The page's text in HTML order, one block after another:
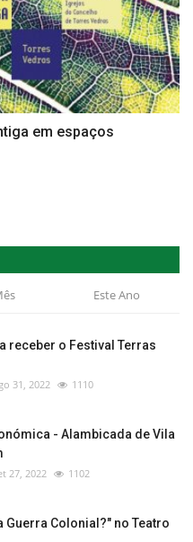
em espaços
Este Ano
receber o Festival Terras
31, 2022 1110
- Alambicada de Vila
27, 2022 1102
Guerra Colonial?" no Teatro